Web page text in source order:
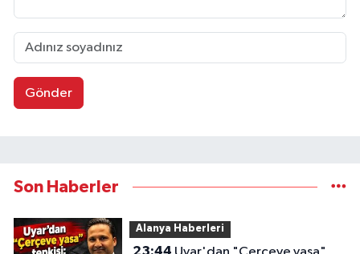
Gönder
Son Haberler
Alanya Haberleri
23:44